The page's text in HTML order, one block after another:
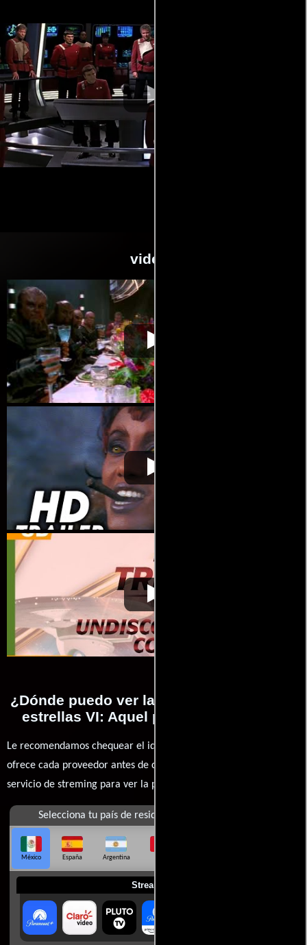
videos
Viaje a las estrellas VI:
Aquel país desconocido
Video de la película Viaje a las
estrellas VI: Aquel país
Viaje a las estrellas VI:
Aquel país desconocido
Video de la película Viaje a las
Viaje a las estrellas VI:
Aquel país desconocido
Video de la película Viaje a las
estrellas VI: Aquel país
¿Dónde puedo ver la películas Viaje a las
estrellas VI: Aquel país desconocido?
Le recomendamos chequear el idioma, doblaje o subtítulos que
ofrece cada proveedor antes de comprar, alquilar o contratar un
servicio de streming para ver la películas.
Selecciona tu país de residencia
México España Argentina
Streaming